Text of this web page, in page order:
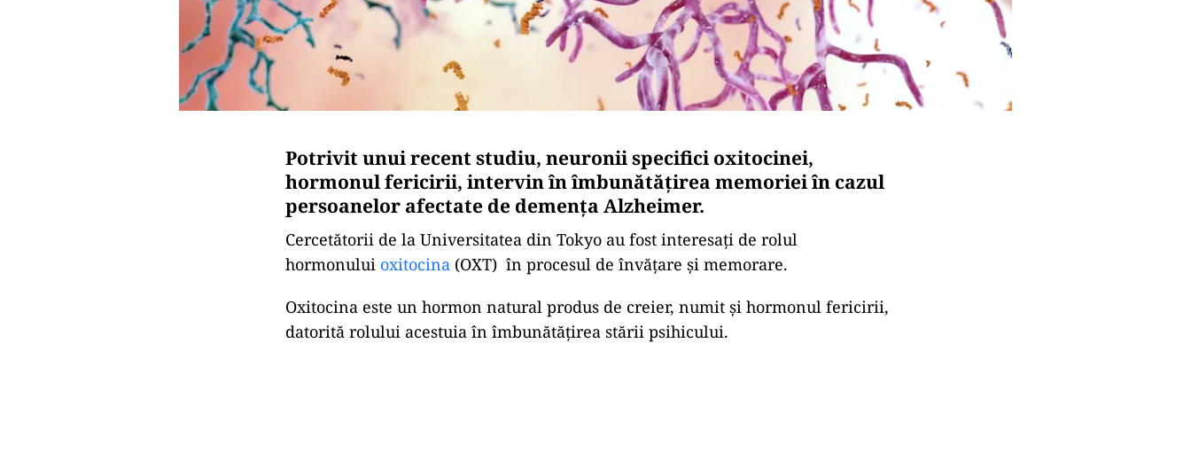
Potrivit unui recent studiu, neuronii specifici oxitocinei,
hormonul fericirii, intervin în îmbunătățirea memoriei în cazul
persoanelor afectate de demența Alzheimer.
Cercetătorii de la Universitatea din Tokyo au fost interesați de rolul
hormonului oxitocina (OXT) în procesul de învățare și memorare.
Oxitocina este un hormon natural produs de creier, numit și hormonul fericirii,
datorită rolului acestuia în îmbunătățirea stării psihicului.